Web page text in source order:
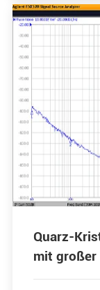
Quarz-
mit großer